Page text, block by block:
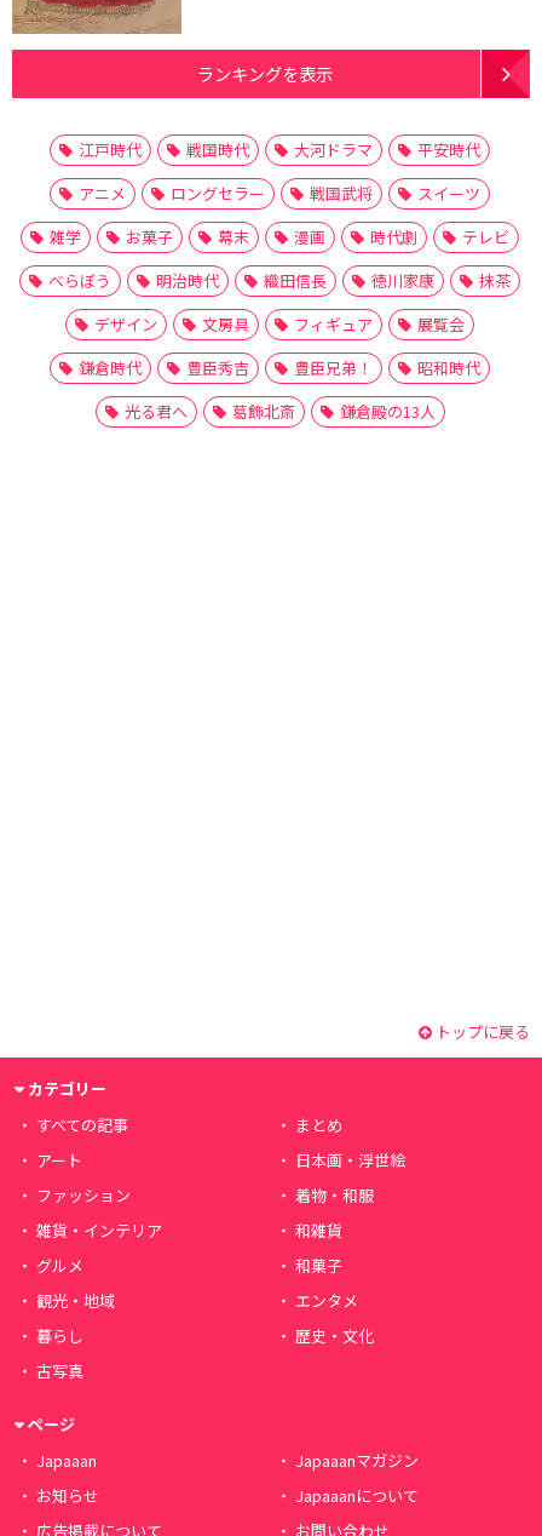
ランキングを表示
江戸時代 戦国時代 大河ドラマ
平安時代
アニメ
ロングセラー 戦国武将
スイーツ
雑学
お菓子 幕末 漫画 時代劇
テレビ
べらぼう
明治時代 織田信長 徳川家康
抹茶
デザイン
文房具 フィギュア
展覧会
鎌倉時代
豊臣秀吉 豊臣兄弟！
昭和時代
光る君へ
葛飾北斎 鎌倉殿の13人
トップに戻る
カテゴリー
すべての記事
まとめ
アート
日本画・浮世絵
ファッション
着物・和服
雑貨・インテリア
和雑貨
グルメ
和菓子
観光・地域
エンタメ
暮らし
歴史・文化
古写真
ページ
Japaaan
Japaaanマガジン
お知らせ
Japaaanについて
広告掲載について
お問い合わせ